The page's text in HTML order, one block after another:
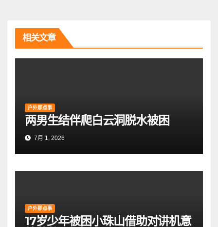
航
相关文章
户外那点事
两男生结伴爬白云洞脱水被困
7月 1, 2026
户外那点事
17岁少年被困小珠山借助对讲机意